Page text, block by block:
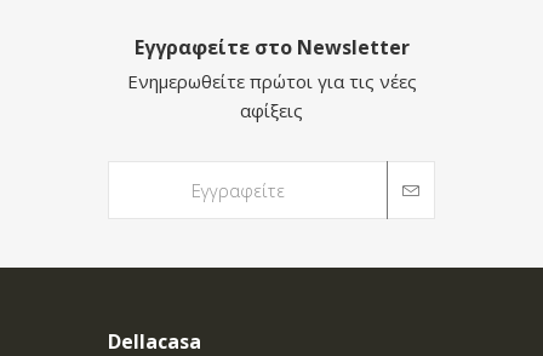
Εγγραφείτε στο Newsletter
Ενημερωθείτε πρώτοι για τις νέες
αφίξεις
Dellacasa